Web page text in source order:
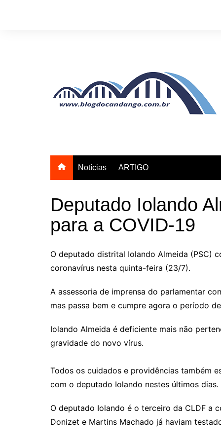
Notícias ARTIGO
Deputado Iolando
para a COVID-19
O deputado distrital Iolando Almeida (PSC)
coronavírus nesta quinta-feira (23/7).
A assessoria de imprensa do parlamentar
mas passa bem e cumpre agora o período
Iolando Almeida é deficiente mais não
gravidade do novo vírus.
Todos os cuidados e providências também
com o deputado Iolando nestes últimos dias.
O deputado Iolando é o terceiro da CLDF a
Donizet e Martins Machado já haviam